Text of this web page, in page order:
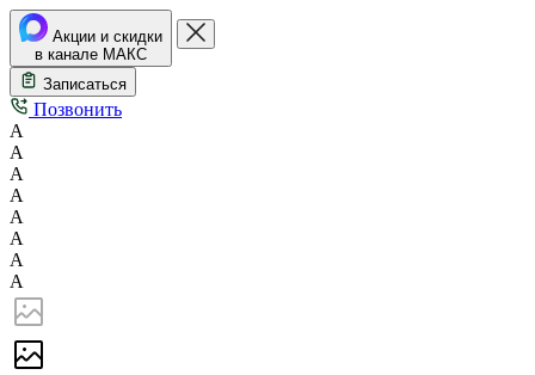
Акции и скидки
в канале МАКС
Записаться
Позвонить
А
А
А
А
А
А
А
А